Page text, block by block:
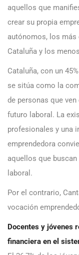
aquellos que
crear su propia
autónomos, los más
Cataluña y los
Cataluña, con un
se sitúa como la
de personas que
futuro laboral. La
profesionales y una
emprendedora
aquellos que
laboral.
Por el contrario,
vocación
Docentes y jóvenes
financiera en el